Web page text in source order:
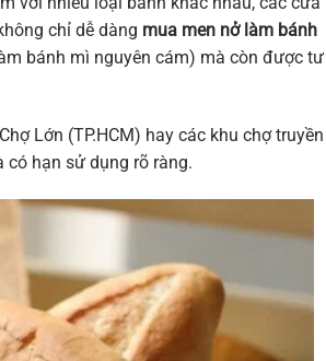
chỉ dễ dàng mua men nở làm bánh
bánh mì nguyên cám) mà còn được tư
Lớn (TP.HCM) hay các khu chợ truyền
hạn sử dụng rõ ràng.